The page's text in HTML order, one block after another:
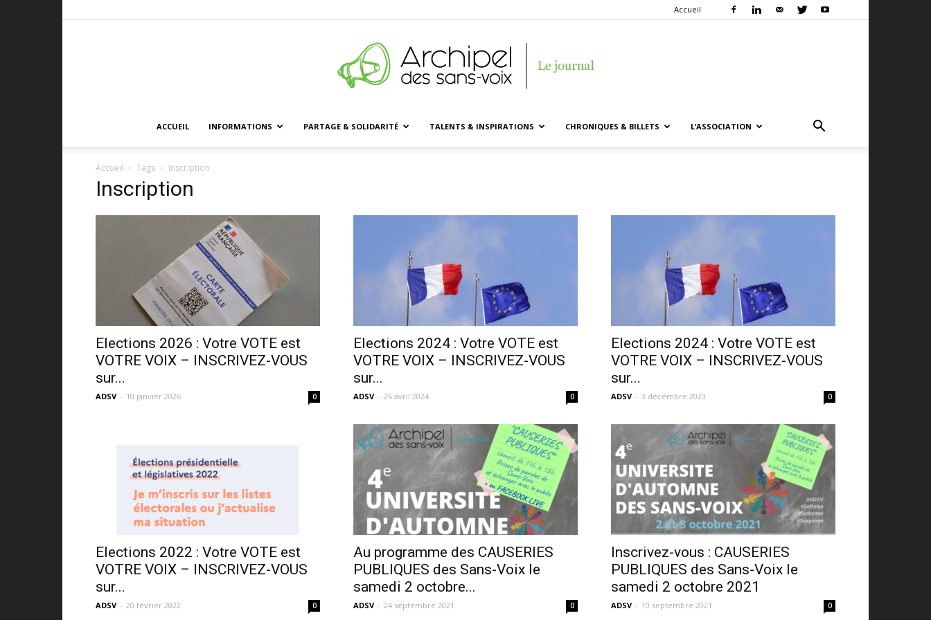
Accueil
sans-
ACCUEIL INFORMATIONS PARTAGE & SOLIDARITÉ TALENTS & INSPIRATIONS CHRONIQUES & BILLETS L’ASSOCIATION
Accueil Tags Inscription
Inscription
Elections 2026 : Votre VOTE est
VOTRE VOIX – INSCRIVEZ-VOUS
sur...
ADSV - 10 janvier 2026 0
Elections 2024 : Votre VOTE est
VOTRE VOIX – INSCRIVEZ-VOUS
sur...
ADSV - 26 avril 2024 0
Elections 2024 : Votre VOTE est
VOTRE VOIX – INSCRIVEZ-VOUS
sur...
ADSV - 3 décembre 2023 0
Elections 2022 : Votre VOTE est
VOTRE VOIX – INSCRIVEZ-VOUS
sur...
ADSV - 20 février 2022 0
Au programme des CAUSERIES
PUBLIQUES des Sans-Voix le
samedi 2 octobre...
ADSV - 24 septembre 2021 0
Inscrivez-vous : CAUSERIES
PUBLIQUES des Sans-Voix le
samedi 2 octobre 2021
ADSV - 10 septembre 2021 0